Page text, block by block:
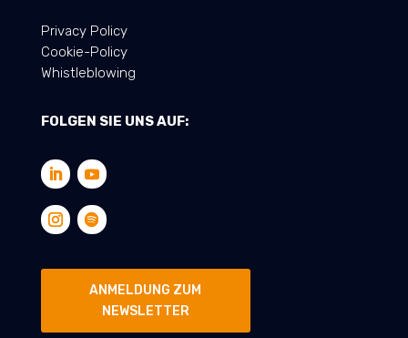
Privacy Policy
Cookie-Policy
Whistleblowing
FOLGEN SIE UNS AUF:
ANMELDUNG ZUM
NEWSLETTER